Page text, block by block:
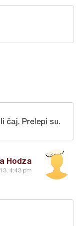
Hodza
4:43 pm
čaj. Prelepi su.